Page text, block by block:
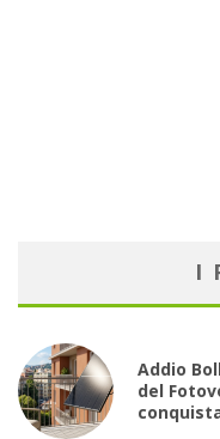
I
Addio
del